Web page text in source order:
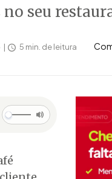
seu
5 min. de leitura